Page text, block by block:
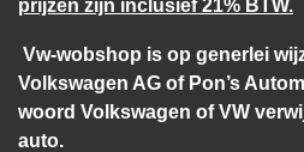
prijzen zijn inclusief 21% BTW.
Vw-wobshop is op generlei
Volkswagen AG of Pon’s
woord Volkswagen of VW
auto.